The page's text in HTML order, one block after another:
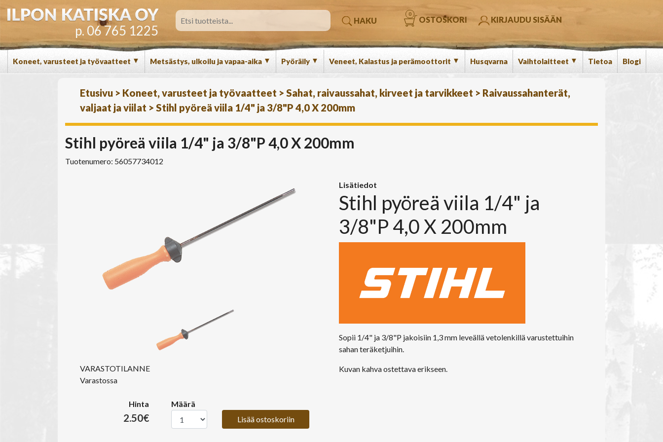
p. 06 765 1225
HAKU OSTOSKORI
0
KIRJAUDU SISÄÄN
Koneet, varusteet ja työvaatteet ▼ Metsästys, ulkoilu ja vapaa-aika ▼ Pyöräily ▼ Veneet, Kalastus ja perämoottorit ▼ Husqvarna Vaihtolaitteet ▼ Tietoa Blogi
Etusivu > Koneet, varusteet ja työvaatteet > Sahat, raivaussahat, kirveet ja tarvikkeet > Raivaussahanterät,
valjaat ja viilat > Stihl pyöreä viila 1/4" ja 3/8"P 4,0 X 200mm
Stihl pyöreä viila 1/4" ja 3/8"P 4,0 X 200mm
Tuotenumero: 56057734012
VARASTOTILANNE
Varastossa
Hinta
2.50€
Määrä
Lisää ostoskoriin
Lisätiedot
Stihl pyöreä viila 1/4" ja
3/8"P 4,0 X 200mm
Sopii 1/4" ja 3/8"P jakoisiin 1,3 mm leveällä vetolenkillä varustettuihin
sahan teräketjuihin.
Kuvan kahva ostettava erikseen.